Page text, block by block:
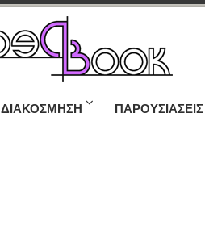
ΔΙΑΚΌΣΜΗΣΗ ΠΑΡΟΥΣΙΆΣΕΙΣ